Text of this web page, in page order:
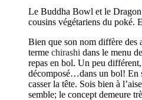
Le Buddha Bowl et le
cousins végétariens du poké.
Bien que son nom diffère des
terme chirashi dans le menu
repas en bol. Un peu
décomposé…dans un bol! En
casser la tête. Sois bien à
semble; le concept demeure